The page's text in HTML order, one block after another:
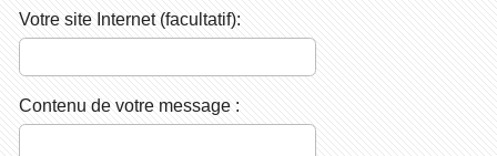
Votre site Internet (facultatif):
Contenu de votre message :